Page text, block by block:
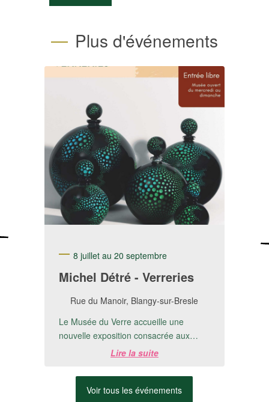
Plus d'événements
8 juillet au 20 septembre
Michel Détré - Verreries
Rue du Manoir, Blangy-sur-Bresle
Le Musée du Verre accueille une
nouvelle exposition consacrée aux
créations de Michel Detré.📅 Du 8 juillet
Lire la suite
Voir tous les événements